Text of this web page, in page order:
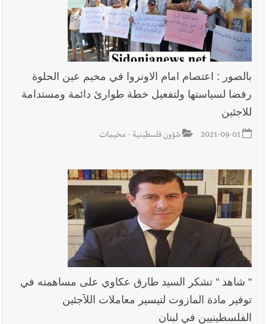
بالصور : اعتصام امام الاونروا في مخيم عين الحلوة
رفضا لسياستها ولتفعيل خطة طوارئ دائمة ومستدامة
للاجئين
2021-09-01 شؤون فلسطينية - مخيمات
" شاهد " تشكر السيد طارق عكاوي على مساهمته في
توفير مادة المازوت لتيسير معاملات اللآجئين
الفلسطينيين في لبنان